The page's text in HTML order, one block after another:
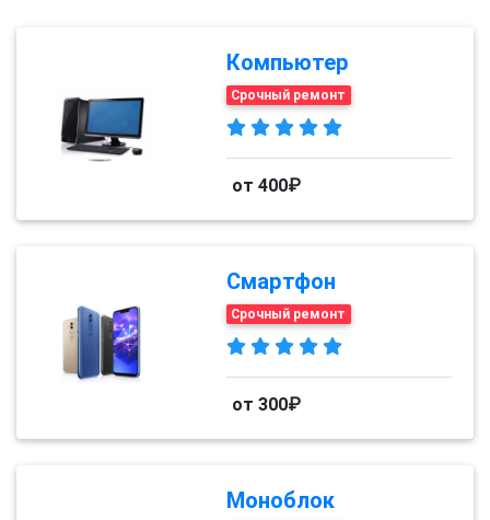
Компьютер
Срочный ремонт
от 400₽
Смартфон
Срочный ремонт
от 300₽
Моноблок